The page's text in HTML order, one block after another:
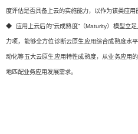
度评估是否具备上云的实施能力，以作为该类应用
◆ 应用上云后的“云成熟度”（Maturity）模型立
力项，能够全方位诊断云原生应用综合成熟度水
动化等五大云原生应用特性成熟度，从业务应用
地匹配业务应用发展需求。